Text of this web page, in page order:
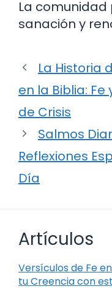
La comunidad
sanación y
La Historia
en la Biblia:
de Crisis
Salmos
Reflexiones
Día
Artículos
Versículos de Fe
tu Creencia con